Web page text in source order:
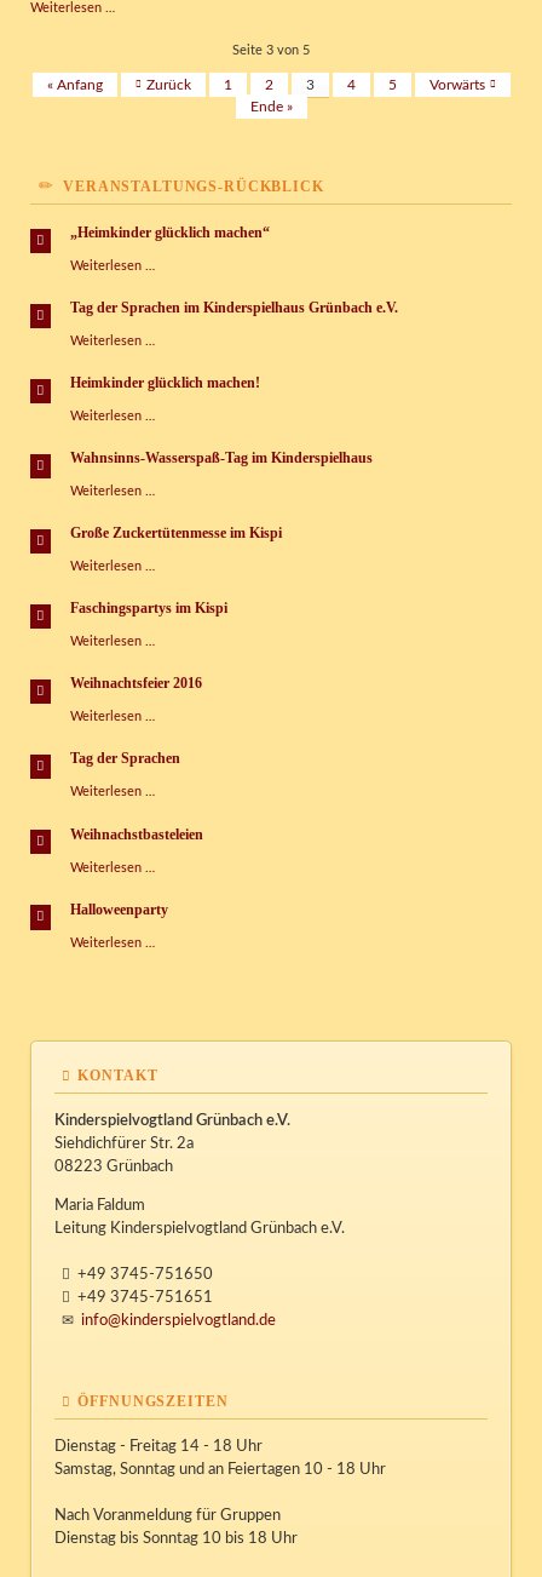
Weiterlesen …
Feierlichkeiten
Seite 3 von 5
« Anfang Zurück 1 2 3 4 5
Vorwärts
Ende »
VERANSTALTUNGS-RÜCKBLICK
„Heimkinder glücklich machen“
Weiterlesen …
machen“
Tag der Sprachen im Kinderspielhaus Grünbach e.V.
Weiterlesen …
Sprachen
Kinderspielhaus
e.V.
Heimkinder glücklich machen!
Weiterlesen …
machen!
Wahnsinns-Wasserspaß-Tag im Kinderspielhaus
Weiterlesen …
Tag
Kinderspielhaus
Große Zuckertütenmesse im Kispi
Weiterlesen …
im
Faschingspartys im Kispi
Weiterlesen …
Kispi
Weihnachtsfeier 2016
Weiterlesen …
Tag der Sprachen
Weiterlesen …
Sprachen
Weihnachstbasteleien
Weiterlesen …
Halloweenparty
Weiterlesen …
KONTAKT
Kinderspielvogtland Grünbach e.V.
Siehdichfürer Str. 2a
08223 Grünbach
Maria Faldum
Leitung Kinderspielvogtland Grünbach e.V.
+49 3745-751650
+49 3745-751651
info@kinderspielvogtland.de
ÖFFNUNGSZEITEN
Dienstag - Freitag 14 - 18 Uhr
Samstag, Sonntag und an Feiertagen 10 - 18 Uhr
Nach Voranmeldung für Gruppen
Dienstag bis Sonntag 10 bis 18 Uhr